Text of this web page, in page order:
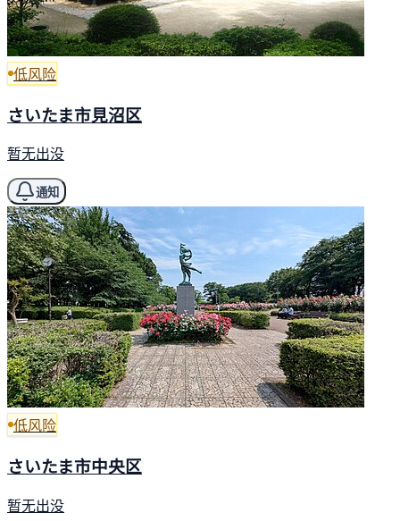
低风险
さいたま市見沼区
暂无出没
通知
低风险
さいたま市中央区
暂无出没